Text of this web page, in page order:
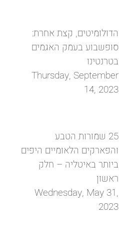
הדולומיטים, קצת אחרת:
סופשבוע בעמק האגמים
בטרנטינו
Thursday, September
14, 2023
25 שמורות הטבע
והפארקים הלאומיים היפים
ביותר באיטליה – חלק
ראשון
Wednesday, May 31,
2023